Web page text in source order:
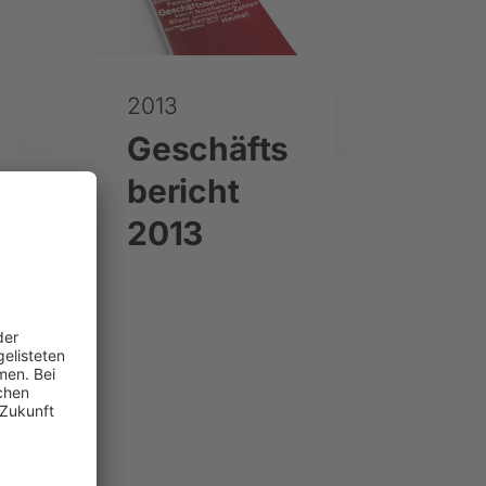
2013
Geschäfts
bericht
2013